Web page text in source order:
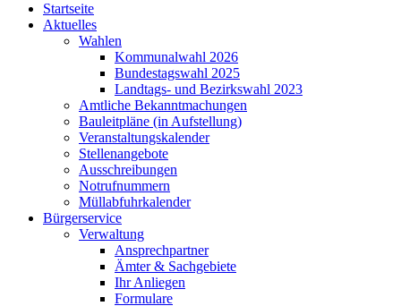
Startseite
Aktuelles
Wahlen
Kommunalwahl 2026
Bundestagswahl 2025
Landtags- und Bezirkswahl 2023
Amtliche Bekanntmachungen
Bauleitpläne (in Aufstellung)
Veranstaltungskalender
Stellenangebote
Ausschreibungen
Notrufnummern
Müllabfuhrkalender
Bürgerservice
Verwaltung
Ansprechpartner
Ämter & Sachgebiete
Ihr Anliegen
Formulare